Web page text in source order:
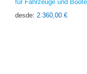
für Fahrzeuge und Boote
desde: 2.360,00 €